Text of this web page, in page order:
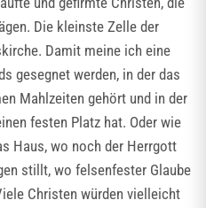
Die kleinste Zelle der
Damit meine ich eine
gesegnet werden, in der das
Mahlzeiten gehört und in der
festen Platz hat. Oder wie
Haus, wo noch der Herrgott
stillt, wo felsenfester Glaube
Christen würden vielleicht